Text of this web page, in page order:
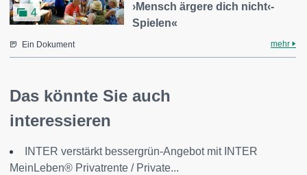
4
›Mensch ärgere dich nicht‹-
Spielen«
Ein Dokument mehr
Das könnte Sie auch
interessieren
INTER verstärkt bessergrün-Angebot mit INTER
MeinLeben® Privatrente / Private...